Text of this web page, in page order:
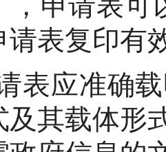
请表复印有
表应准确
及其载体形